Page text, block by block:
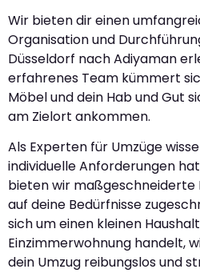
Wir bieten dir einen
Organisation und
Düsseldorf nach Adiyaman
erfahrenes Team kümmert
Möbel und dein Hab und Gut
am Zielort ankommen.
Als Experten für Umzüge
individuelle Anforderungen
bieten wir maßgeschneiderte
auf deine Bedürfnisse
sich um einen kleinen
Einzimmerwohnung handelt,
dein Umzug reibungslos und